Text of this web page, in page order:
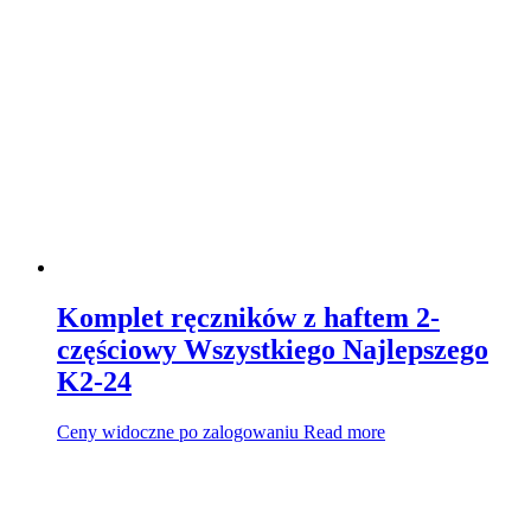
Komplet ręczników z haftem 2-
częściowy Wszystkiego Najlepszego
K2-24
Ceny widoczne po zalogowaniu Read more